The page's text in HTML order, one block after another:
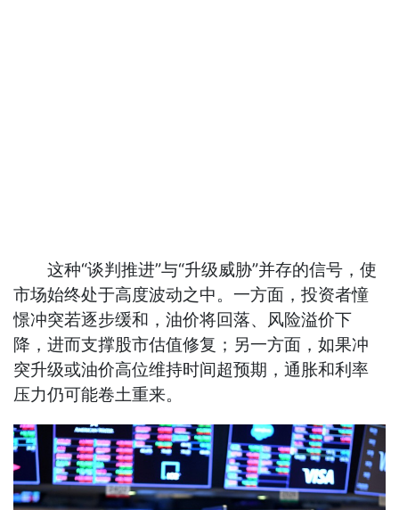
这种“谈判推进”与“升级威胁”并存的信号，使
市场始终处于高度波动之中。一方面，投资者憧
憬冲突若逐步缓和，油价将回落、风险溢价下
降，进而支撑股市估值修复；另一方面，如果冲
突升级或油价高位维持时间超预期，通胀和利率
压力仍可能卷土重来。